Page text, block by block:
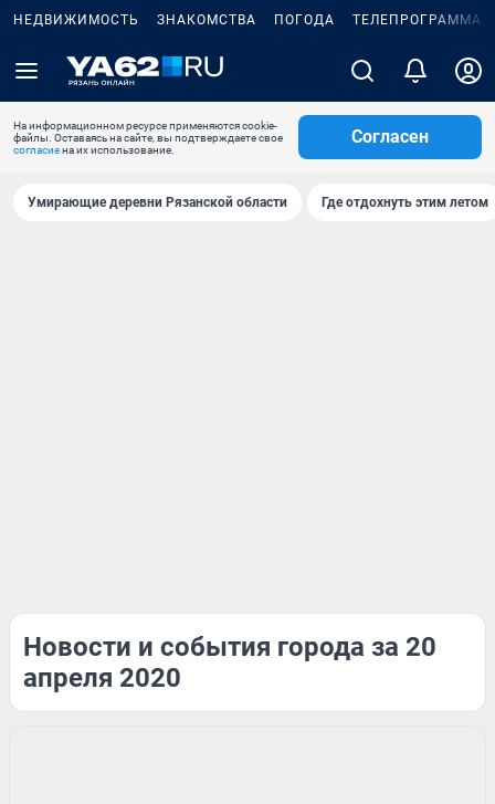
НЕДВИЖИМОСТЬ ЗНАКОМСТВА ПОГОДА ТЕЛЕПРОГРАММА
На информационном ресурсе применяются cookie-
файлы. Оставаясь на сайте, вы подтверждаете свое
согласиена их использование.
Согласен
Умирающие деревни Рязанской области Где отдохнуть этим летом
Новости и события города за 20
апреля 2020